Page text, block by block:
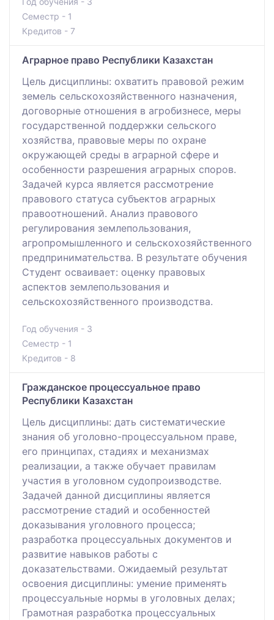
Семестр - 1
Кредитов - 7
Аграрное право Республики Казахстан
Цель дисциплины: охватить правовой режим
земель сельскохозяйственного назначения,
договорные отношения в агробизнесе, меры
государственной поддержки сельского
хозяйства, правовые меры по охране
окружающей среды в аграрной сфере и
особенности разрешения аграрных споров.
Задачей курса является рассмотрение
правового статуса субъектов аграрных
правоотношений. Анализ правового
регулирования землепользования,
агропромышленного и сельскохозяйственного
предпринимательства. В результате обучения
Студент осваивает: оценку правовых
аспектов землепользования и
сельскохозяйственного производства.
Год обучения - 3
Семестр - 1
Кредитов - 8
Гражданское процессуальное право
Республики Казахстан
Цель дисциплины: дать систематические
знания об уголовно-процессуальном праве,
его принципах, стадиях и механизмах
реализации, а также обучает правилам
участия в уголовном судопроизводстве.
Задачей данной дисциплины является
рассмотрение стадий и особенностей
доказывания уголовного процесса;
разработка процессуальных документов и
развитие навыков работы с
доказательствами. Ожидаемый результат
освоения дисциплины: умение применять
процессуальные нормы в уголовных делах;
Грамотная разработка процессуальных